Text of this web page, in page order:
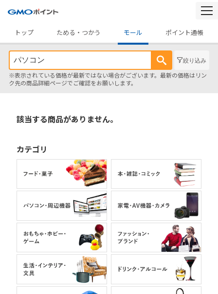
トップ
ためる・つかう モール ポイント通帳
絞り込み
※表示されている価格が最新ではない場合がございます。最新の価格はリン
ク先の商品詳細ページでご確認をお願いします。
該当する商品がありません。
カテゴリ